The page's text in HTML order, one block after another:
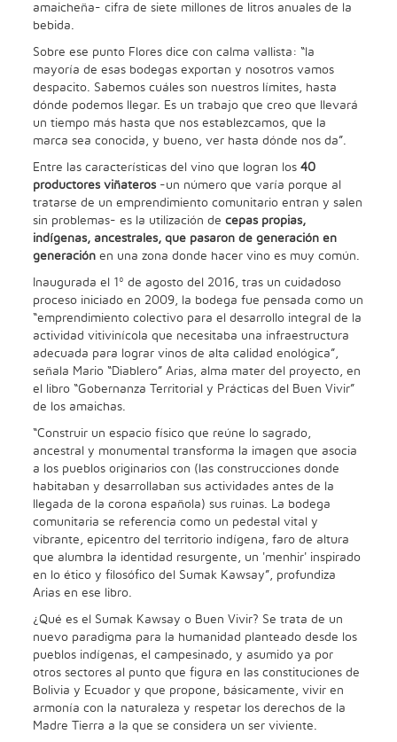
amaicheña- cifra de siete millones de litros anuales de la
bebida.
Sobre ese punto Flores dice con calma vallista: “la
mayoría de esas bodegas exportan y nosotros vamos
despacito. Sabemos cuáles son nuestros límites, hasta
dónde podemos llegar. Es un trabajo que creo que llevará
un tiempo más hasta que nos establezcamos, que la
marca sea conocida, y bueno, ver hasta dónde nos da”.
Entre las características del vino que logran los 40
productores viñateros-un número que varía porque al
tratarse de un emprendimiento comunitario entran y salen
sin problemas- es la utilización decepas propias,
indígenas, ancestrales, que pasaron de generación en
generación en una zona donde hacer vino es muy común.
Inaugurada el 1º de agosto del 2016, tras un cuidadoso
proceso iniciado en 2009, la bodega fue pensada como un
“emprendimiento colectivo para el desarrollo integral de la
actividad vitivinícola que necesitaba una infraestructura
adecuada para lograr vinos de alta calidad enológica”,
señala Mario “Diablero” Arias, alma mater del proyecto, en
el libro “Gobernanza Territorial y Prácticas del Buen Vivir”
de los amaichas.
“Construir un espacio físico que reúne lo sagrado,
ancestral y monumental transforma la imagen que asocia
a los pueblos originarios con (las construcciones donde
habitaban y desarrollaban sus actividades antes de la
llegada de la corona española) sus ruinas. La bodega
comunitaria se referencia como un pedestal vital y
vibrante, epicentro del territorio indígena, faro de altura
que alumbra la identidad resurgente, un 'menhir' inspirado
en lo ético y filosófico del Sumak Kawsay”, profundiza
Arias en ese libro.
¿Qué es el Sumak Kawsay o Buen Vivir? Se trata de un
nuevo paradigma para la humanidad planteado desde los
pueblos indígenas, el campesinado, y asumido ya por
otros sectores al punto que figura en las constituciones de
Bolivia y Ecuador y que propone, básicamente, vivir en
armonía con la naturaleza y respetar los derechos de la
Madre Tierra a la que se considera un ser viviente.